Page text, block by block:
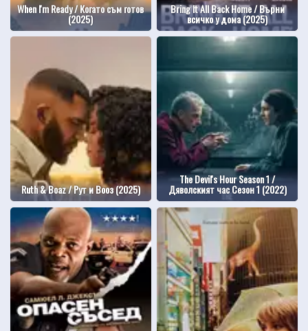
When I'm Ready / Когато съм готов
(2025)
Bring It All Back Home / Върни
всичко у дома (2025)
Ruth & Boaz / Рут и Вооз (2025)
The Devil's Hour Season 1 /
Дяволският час Сезон 1 (2022)